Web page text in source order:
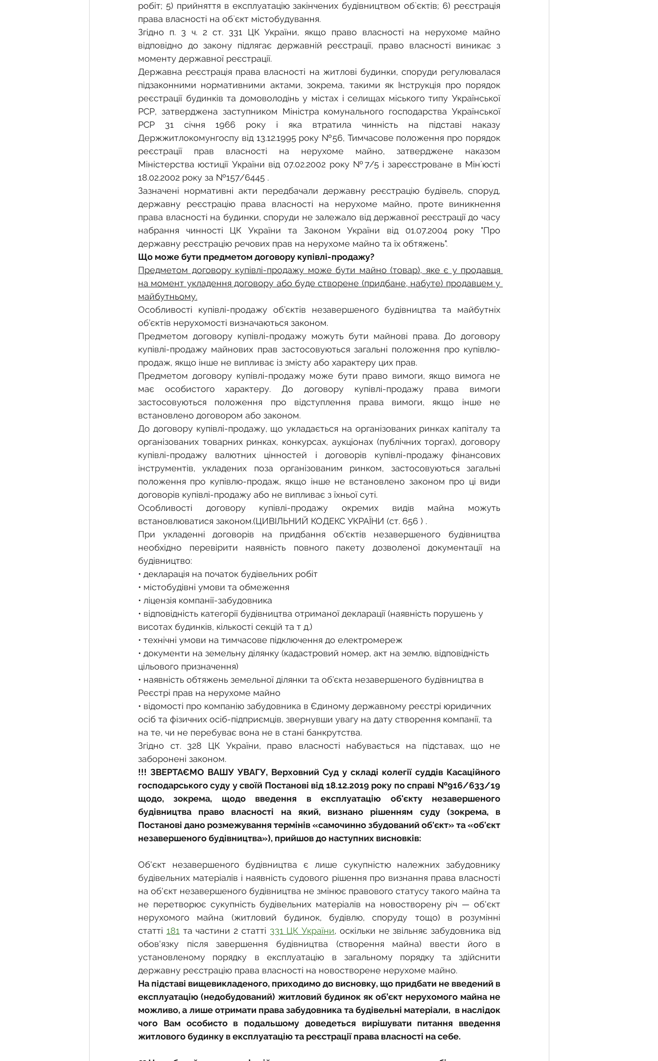
робіт; 5) прийняття в експлуатацію закінчених будівництвом об`єктів; 6) реєстрація
права власності на об`єкт містобудування.
Згідно п. 3 ч. 2 ст. 331 ЦК України, якщо право власності на нерухоме майно
відповідно до закону підлягає державній реєстрації, право власності виникає з
моменту державної реєстрації.
Державна реєстрація права власності на житлові будинки, споруди регулювалася
підзаконними нормативними актами, зокрема, такими як Інструкція про порядок
реєстрації будинків та домоволодінь у містах і селищах міського типу Української
РСР, затверджена заступником Міністра комунального господарства Української
РСР 31 січня 1966 року і яка втратила чинність на підставі наказу
Держжитлокомунгоспу від 13.12.1995 року №56, Тимчасове положення про порядок
реєстрації прав власності на нерухоме майно, затверджене наказом
Міністерства юстиції України від 07.02.2002 року №7/5 і зареєстроване в Мін`юсті
18.02.2002 року за №157/6445 .
Зазначені нормативні акти передбачали державну реєстрацію будівель, споруд,
державну реєстрацію права власності на нерухоме майно, проте виникнення
права власності на будинки, споруди не залежало від державної реєстрації до часу
набрання чинності ЦК України та Законом України від 01.07.2004 року "Про
державну реєстрацію речових прав на нерухоме майно та їх обтяжень".
Що може бути предметом договору купівлі-продажу?
Предметом договору купівлі-продажу може бути майно (товар), яке є у продавця
на момент укладення договору або буде створене (придбане, набуте) продавцем у
майбутньому.
Особливості купівлі-продажу об’єктів незавершеного будівництва та майбутніх
об’єктів нерухомості визначаються законом.
Предметом договору купівлі-продажу можуть бути майнові права. До договору
купівлі-продажу майнових прав застосовуються загальні положення про купівлю-
продаж, якщо інше не випливає із змісту або характеру цих прав.
Предметом договору купівлі-продажу може бути право вимоги, якщо вимога не
має особистого характеру. До договору купівлі-продажу права вимоги
застосовуються положення про відступлення права вимоги, якщо інше не
встановлено договором або законом.
До договору купівлі-продажу, що укладається на організованих ринках капіталу та
організованих товарних ринках, конкурсах, аукціонах (публічних торгах), договору
купівлі-продажу валютних цінностей і договорів купівлі-продажу фінансових
інструментів, укладених поза організованим ринком, застосовуються загальні
положення про купівлю-продаж, якщо інше не встановлено законом про ці види
договорів купівлі-продажу або не випливає з їхньої суті.
Особливості договору купівлі-продажу окремих видів майна можуть
встановлюватися законом.(ЦИВІЛЬНИЙ КОДЕКС УКРАЇНИ (ст. 656 ) .
При укладенні договорів на придбання об’єктів незавершеного будівництва
необхідно перевірити наявність повного пакету дозволеної документації на
будівництво:
• декларація на початок будівельних робіт
• містобудівні умови та обмеження
• ліцензія компанії-забудовника
• відповідність категорії будівництва отриманої декларації (наявність порушень у
висотах будинків, кількості секцій та т д.)
• технічні умови на тимчасове підключення до електромереж
• документи на земельну ділянку (кадастровий номер, акт на землю, відповідність
цільового призначення)
• наявність обтяжень земельної ділянки та об’єкта незавершеного будівництва в
Реєстрі прав на нерухоме майно
• відомості про компанію забудовника в Єдиному державному реєстрі юридичних
осіб та фізичних осіб-підприємців, звернувши увагу на дату створення компанії, та
на те, чи не перебуває вона не в стані банкрутства.
Згідно ст. 328 ЦК України, право власності набувається на підставах, що не
заборонені законом.
!!! ЗВЕРТАЄМО ВАШУ УВАГУ, Верховний Суд у складі колегії суддів Касаційного
господарського суду у своїй Постанові від 18.12.2019 року по справі №916/633/19
щодо, зокрема, щодо введення в експлуатацію об'єкту незавершеного
будівництва право власності на який, визнано рішенням суду (зокрема, в
Постанові дано розмежування термінів «самочинно збудований об'єкт» та «об'єкт
незавершеного будівництва»), прийшов до наступних висновків:
Об'єкт незавершеного будівництва є лише сукупністю належних забудовнику
будівельних матеріалів і наявність судового рішення про визнання права власності
на об'єкт незавершеного будівництва не змінює правового статусу такого майна та
не перетворює сукупність будівельних матеріалів на новостворену річ — об'єкт
нерухомого майна (житловий будинок, будівлю, споруду тощо) в розумінні
статті 181 та частини 2 статті 331 ЦК України, оскільки не звільняє забудовника від
обов'язку після завершення будівництва (створення майна) ввести його в
установленому порядку в експлуатацію в загальному порядку та здійснити
державну реєстрацію права власності на новостворене нерухоме майно.
На підставі вищевикладеного, приходимо до висновку, що придбати не введений в
експлуатацію (недобудований) житловий будинок як об’єкт нерухомого майна не
можливо, а лише отримати права забудовника та будівельні матеріали,  в наслідок
чого Вам особисто в подальшому доведеться вирішувати питання введення
житлового будинку в експлуатацію та реєстрації права власності на себе.